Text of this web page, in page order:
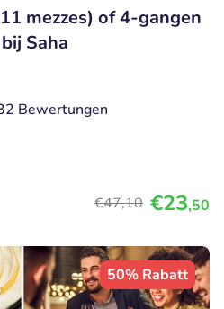
mezzes) of 4-gangen
Saha
Bewertungen
€47,10 €23,50
50% Rabatt